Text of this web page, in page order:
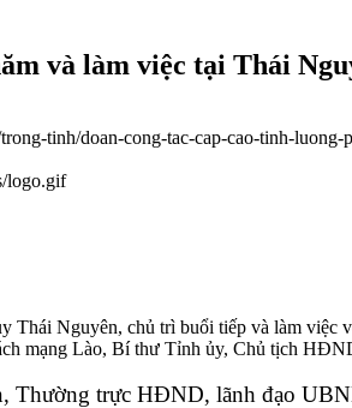
và làm việc tại Thái
tinh/doan-cong-tac-cap-cao-tinh-
logo.gif
Nguyên, chủ trì buổi tiếp và làm việc
mạng Lào, Bí thư Tỉnh ủy, Chủ tịch
trực HĐND, lãnh đạo